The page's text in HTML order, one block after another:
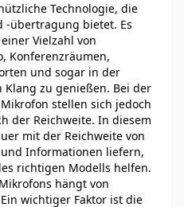
Technologie, die
-übertragung bietet. Es
Vielzahl von
Konferenzräumen,
und sogar in der
zu genießen. Bei der
stellen sich jedoch
der Reichweite. In diesem
mit der Reichweite von
Informationen liefern,
richtigen Modells helfen.
hängt von
wichtiger Faktor ist die